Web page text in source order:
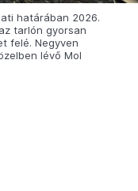
határában 2026.
tarlón gyorsan
felé. Negyven
lévő Mol